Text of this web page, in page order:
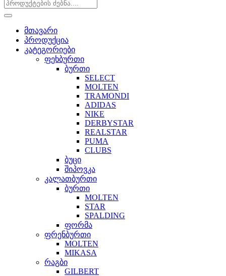
მთავარი
პროდუქცია
კატეგორიები
ფეხბურთი
ბურთი
SELECT
MOLTEN
TRAMONDI
ADIDAS
NIKE
DERBYSTAR
REALSTAR
PUMA
CLUBS
ბუცი
შიპოვკა
კალათბურთი
ბურთი
MOLTEN
STAR
SPALDING
ფორმა
ფრენბურთი
MOLTEN
MIKASA
რაგბი
GILBERT